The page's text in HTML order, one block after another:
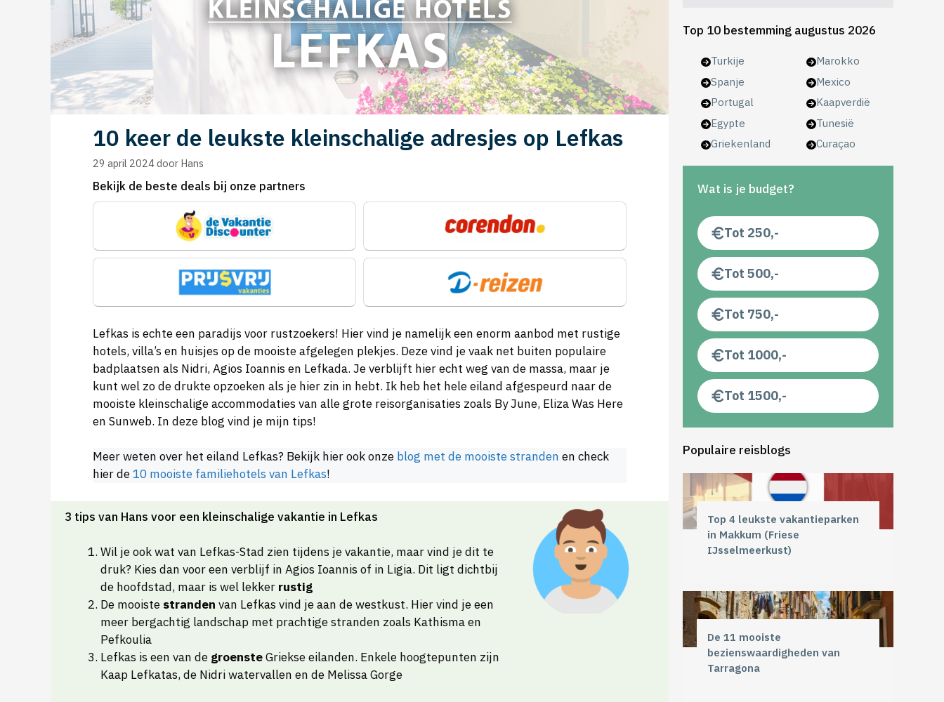
10 keer de leukste kleinschalige adresjes op Lefkas
29 april 2024door Hans
Bekijk de beste deals bij onze partners
Lefkas is echte een paradijs voor rustzoekers! Hier vind je namelijk een enorm aanbod met rustige
hotels, villa’s en huisjes op de mooiste afgelegen plekjes. Deze vind je vaak net buiten populaire
badplaatsen als Nidri, Agios Ioannis en Lefkada. Je verblijft hier echt weg van de massa, maar je
kunt wel zo de drukte opzoeken als je hier zin in hebt. Ik heb het hele eiland afgespeurd naar de
mooiste kleinschalige accommodaties van alle grote reisorganisaties zoals By June, Eliza Was Here
en Sunweb. In deze blog vind je mijn tips!
Meer weten over het eiland Lefkas? Bekijk hier ook onze blog met de mooiste stranden en check
hier de10 mooiste familiehotels van Lefkas!
3 tips van Hans voor een kleinschalige vakantie in Lefkas
Wil je ook wat van Lefkas-Stad zien tijdens je vakantie, maar vind je dit te
druk? Kies dan voor een verblijf in Agios Ioannis of in Ligia. Dit ligt dichtbij
de hoofdstad, maar is wel lekker rustig
De mooiste stranden van Lefkas vind je aan de westkust. Hier vind je een
meer bergachtig landschap met prachtige stranden zoals Kathisma en
Pefkoulia
Lefkas is een van de groensteGriekse eilanden. Enkele hoogtepunten zijn
Kaap Lefkatas, de Nidri watervallen en de Melissa Gorge
Top 10 bestemming augustus 2026
Turkije
Spanje
Portugal
Egypte
Griekenland
Marokko
Mexico
Kaapverdië
Tunesië
Curaçao
Wat is je budget?
Tot 250,-
Tot 500,-
Tot 750,-
Tot 1000,-
Tot 1500,-
Populaire reisblogs
Top 4 leukste vakantieparken
in Makkum (Friese
IJsselmeerkust)
De 11 mooiste
bezienswaardigheden van
Tarragona